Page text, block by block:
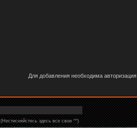
Для добавления необходима авторизация
(Нестисняйстесь здесь все свои ^^)